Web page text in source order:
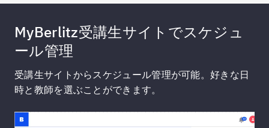
MyBerlitz受講生サイトでスケジュ
ール管理
受講生サイトからスケジュール管理が可能。好きな日
時と教師を選ぶことができます。